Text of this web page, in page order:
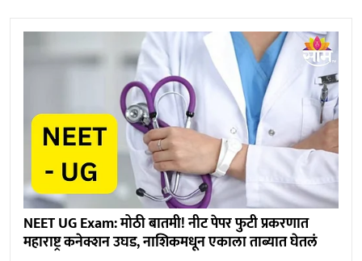
NEET UG Exam: मोठी बातमी! नीट पेपर फुटी प्रकरणात
महाराष्ट्र कनेक्शन उघड, नाशिकमधून एकाला ताब्यात घेतलं